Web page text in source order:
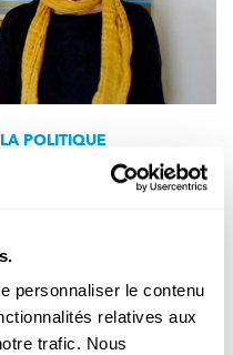
personnaliser le contenu
relatives aux
trafic. Nous
POLITIQUE
aussi un
d'évident.